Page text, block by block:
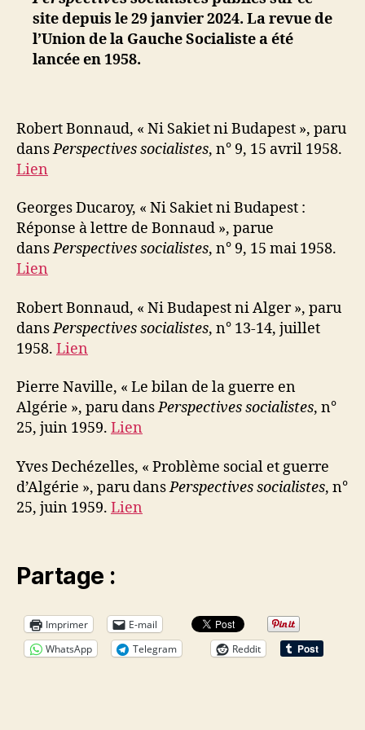
site depuis le 29 janvier 2024. La revue de
l’Union de la Gauche Socialiste a été
lancée en 1958.
Robert Bonnaud, « Ni Sakiet ni Budapest », paru
dansPerspectives socialistes, n° 9, 15 avril 1958.
Lien
Georges Ducaroy, « Ni Sakiet ni Budapest :
Réponse à lettre de Bonnaud », parue
dansPerspectives socialistes, n° 9, 15 mai 1958.
Lien
Robert Bonnaud, « Ni Budapest ni Alger », paru
dansPerspectives socialistes, n° 13-14, juillet
1958. Lien
Pierre Naville, « Le bilan de la guerre en
Algérie », paru dansPerspectives socialistes, n°
25, juin 1959. Lien
Yves Dechézelles, « Problème social et guerre
d’Algérie », paru dansPerspectives socialistes, n°
25, juin 1959. Lien
Partage :
Imprimer
E-mail
WhatsApp
Telegram Reddit